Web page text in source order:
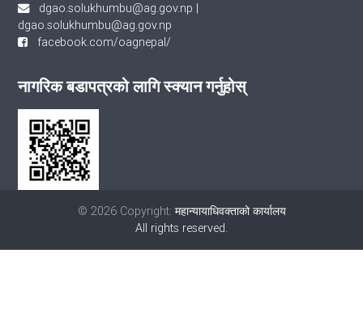
dgao.solukhumbu@ag.gov.np |
dgao.solukhumbu@ag.gov.np
facebook.com/oagnepal/
नागरिक बडापत्रको लागि स्क्यान गर्नुहोस्
© 2026 Copyright: महान्यायाधिवक्ताको कार्यालय
All rights reserved.